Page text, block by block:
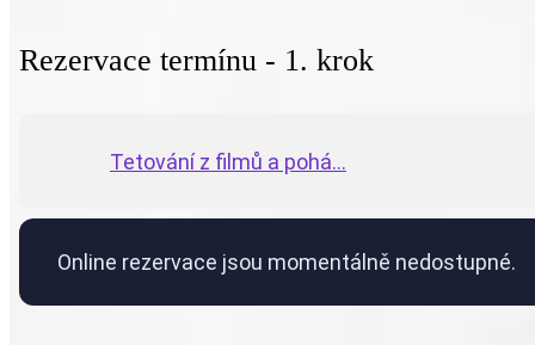
Rezervace termínu - 1. krok
Tetování z filmů a pohá...
Online rezervace jsou momentálně nedostupné.